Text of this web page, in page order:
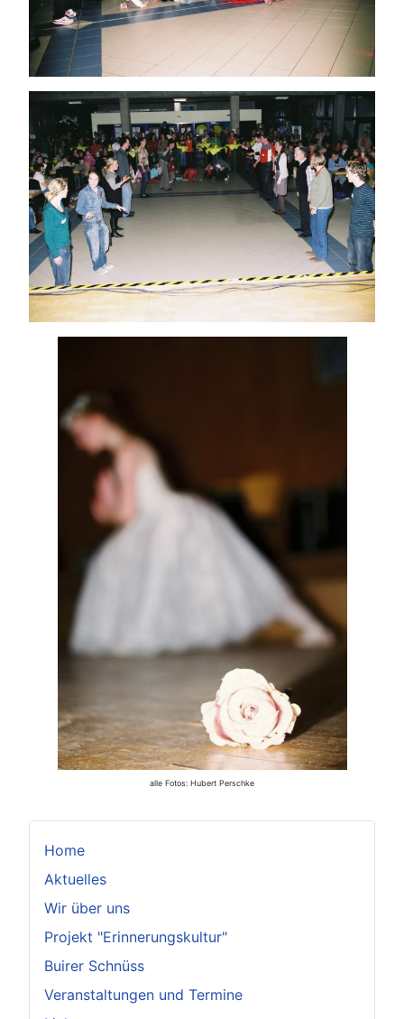
Home
Aktuelles
Wir über uns
Projekt "Erinnerungskultur"
Buirer Schnüss
Veranstaltungen und Termine
alle Fotos: Hubert Perschke